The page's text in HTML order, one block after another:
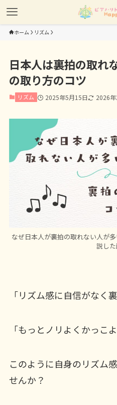
ホーム リズム
日本人は裏拍の取れ
の取り方のコツ
リズム 2025年5月15日 2026
なぜ日本人が裏拍の取れない人が
説し
「リズム感に自信がなく
「もっとノリよくかっこ
このように自身のリズム
せんか？